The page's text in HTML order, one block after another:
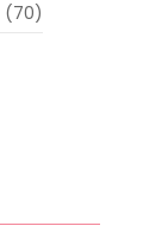
(70)